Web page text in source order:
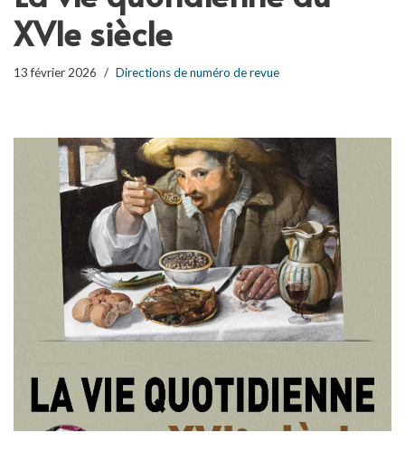
XVIe siècle
13 février 2026 Directions de numéro de revue